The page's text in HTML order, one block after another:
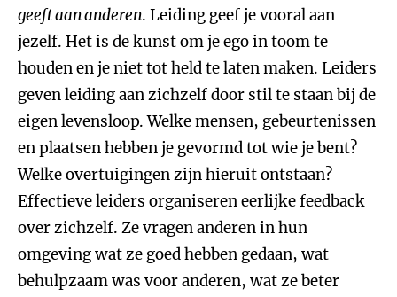
geeft aan anderen. Leiding geef je vooral aan
jezelf. Het is de kunst om je ego in toom te
houden en je niet tot held te laten maken. Leiders
geven leiding aan zichzelf door stil te staan bij de
eigen levensloop. Welke mensen, gebeurtenissen
en plaatsen hebben je gevormd tot wie je bent?
Welke overtuigingen zijn hieruit ontstaan?
Effectieve leiders organiseren eerlijke feedback
over zichzelf. Ze vragen anderen in hun
omgeving wat ze goed hebben gedaan, wat
behulpzaam was voor anderen, wat ze beter